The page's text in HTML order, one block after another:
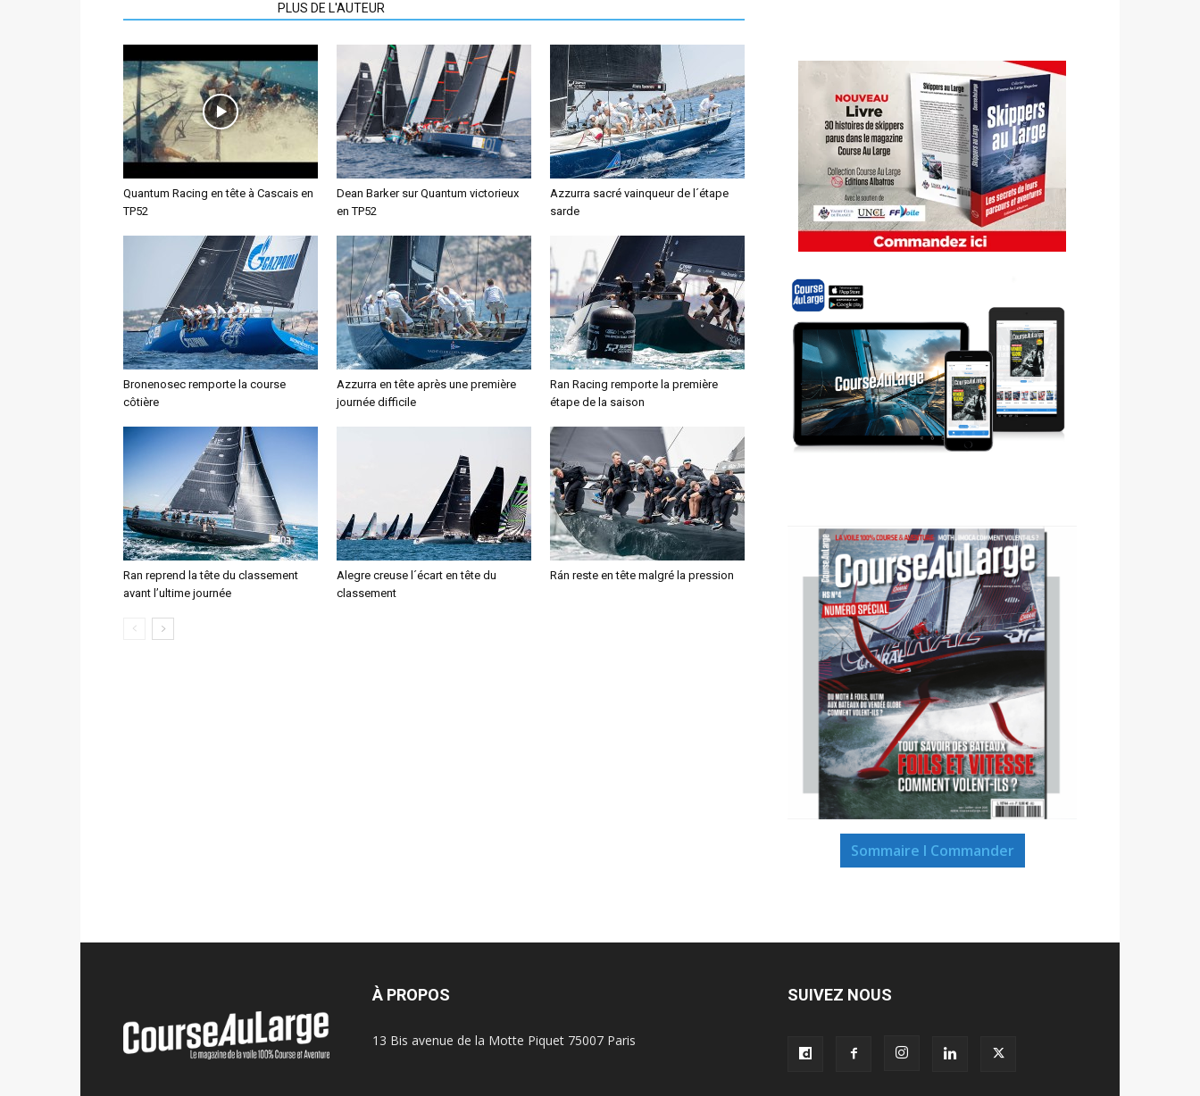
PLUS DE L'AUTEUR
Quantum Racing en tête à Cascais en
TP52
Dean Barker sur Quantum victorieux
en TP52
Azzurra sacré vainqueur de l´étape
sarde
Bronenosec remporte la course
côtière
Azzurra en tête après une première
journée difficile
Ran Racing remporte la première
étape de la saison
Ran reprend la tête du classement
avant l’ultime journée
Alegre creuse l´écart en tête du
classement
Rán reste en tête malgré la pression
Sommaire I Commander
À PROPOS
13 Bis avenue de la Motte Piquet 75007 Paris
SUIVEZ NOUS